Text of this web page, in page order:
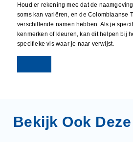
Houd er rekening mee dat de
soms kan variëren, en de Colombiaanse
verschillende namen hebben. Als je
kenmerken of kleuren, kan dit helpen bij
specifieke vis waar je naar verwijst.